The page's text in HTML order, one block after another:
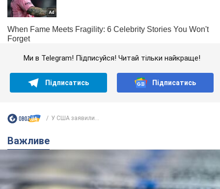
Ми в Telegram! Підписуйся! Читай тільки найкраще!
Підписатись Підписатись
У США заявили...
Важливе